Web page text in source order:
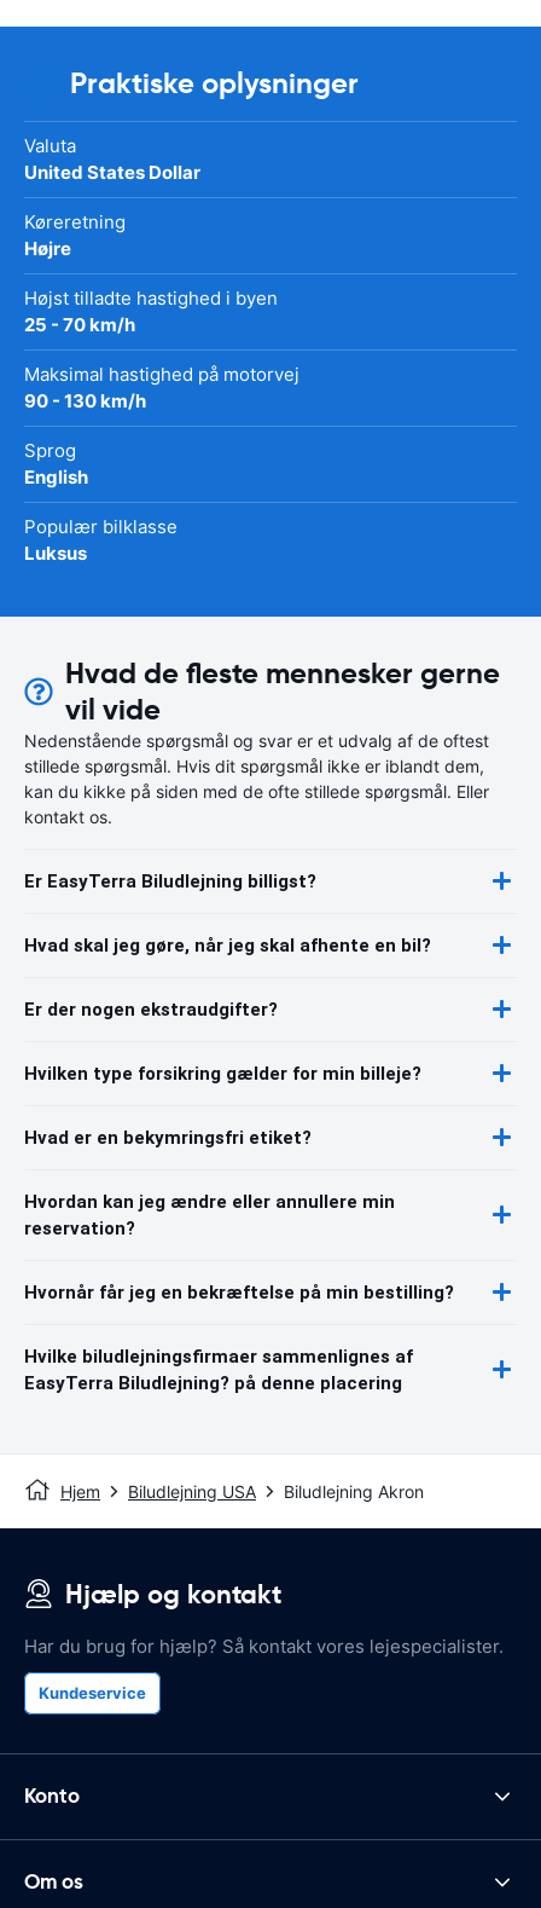
Praktiske oplysninger
Valuta
United States Dollar
Køreretning
Højre
Højst tilladte hastighed i byen
25 - 70 km/h
Maksimal hastighed på motorvej
90 - 130 km/h
Sprog
English
Populær bilklasse
Luksus
Hvad de fleste mennesker gerne
vil vide
Nedenstående spørgsmål og svar er et udvalg af de oftest
stillede spørgsmål. Hvis dit spørgsmål ikke er iblandt dem,
kan du kikke på siden med de ofte stillede spørgsmål. Eller
kontakt os.
Er EasyTerra Biludlejning billigst?
Hvad skal jeg gøre, når jeg skal afhente en bil?
Er der nogen ekstraudgifter?
Hvilken type forsikring gælder for min billeje?
Hvad er en bekymringsfri etiket?
Hvordan kan jeg ændre eller annullere min
reservation?
Hvornår får jeg en bekræftelse på min bestilling?
Hvilke biludlejningsfirmaer sammenlignes af
EasyTerra Biludlejning? på denne placering
Hjem Biludlejning USA Biludlejning Akron
Hjælp og kontakt
Har du brug for hjælp? Så kontakt vores lejespecialister.
Kundeservice
Konto
Om os